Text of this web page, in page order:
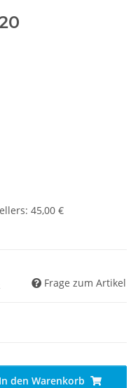
: 45,00 €
Frage zum Artikel
In den Warenkorb